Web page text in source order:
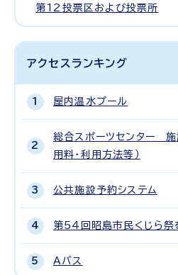
第12投票区および投票所
アクセスランキング
屋内温水プール
総合スポーツセンター 施
用料・利用方法等）
公共施設予約システム
第54回昭島市民くじら祭
Aバス